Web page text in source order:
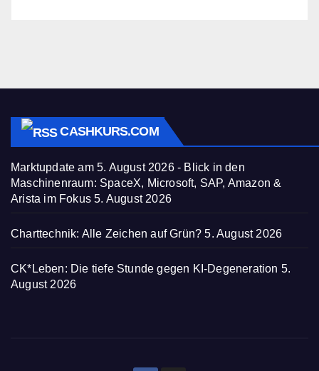
CASHKURS.COM
Marktupdate am 5. August 2026 - Blick in den
Maschinenraum: SpaceX, Microsoft, SAP, Amazon &
Arista im Fokus 5. August 2026
Charttechnik: Alle Zeichen auf Grün? 5. August 2026
CK*Leben: Die tiefe Stunde gegen KI-Degeneration 5.
August 2026